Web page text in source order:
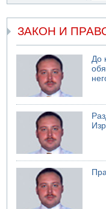
07.08.2026 11:55
Министр обороны
07.08.2026 11:05
Саудовская Аравия
иракских ополченцев
ЗАКОН И
До